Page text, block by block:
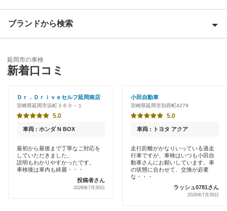
串間市
小林市
児湯郡
西都市
西臼杵郡
日南市
Award 受賞店
特典あり
クレジットカードOK
土日祝OK
代車あり
引取り・納車あり
ブランドから検索
車検のコバック
延岡市の車検
新着口コミ
Ｄｒ．Ｄｒｉｖｅセルフ延岡南店
宮崎県延岡市浜町３６０－１
5.0
車両 : ホンダ N BOX
最初から最後まで丁寧なご対応を
していただきました。
説明もわかりやすかったです。
車検後は車内も綺麗・・・
投稿者さん
2026年7月30日
小田自動車
宮崎県延岡市別府町4279
5.0
車両 : トヨタ アクア
走行距離がかなりいっている過走
行車ですが、車検はいつも小田自
動車さんにお願いしています。車
の状態に合わせて、交換が必要
な・・・
ラッシュ0781さん
2026年7月30日